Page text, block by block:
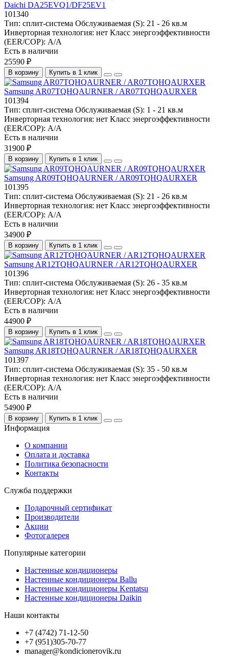
Daichi DA25EVQ1/DF25EV1
101340
Тип: сплит-система Обслуживаемая (S): 21 - 26 кв.м
Инверторная технология: нет Класс энергоэффективности
(EER/COP): A/A
Есть в наличии
25590 ₽
В корзину Купить в 1 клик
Samsung AR07TQHQAURNER / AR07TQHQAURXER
101394
Тип: сплит-система Обслуживаемая (S): 1 - 21 кв.м
Инверторная технология: нет Класс энергоэффективности
(EER/COP): A/A
Есть в наличии
31900 ₽
В корзину Купить в 1 клик
Samsung AR09TQHQAURNER / AR09TQHQAURXER
101395
Тип: сплит-система Обслуживаемая (S): 21 - 26 кв.м
Инверторная технология: нет Класс энергоэффективности
(EER/COP): A/A
Есть в наличии
34900 ₽
В корзину Купить в 1 клик
Samsung AR12TQHQAURNER / AR12TQHQAURXER
101396
Тип: сплит-система Обслуживаемая (S): 26 - 35 кв.м
Инверторная технология: нет Класс энергоэффективности
(EER/COP): A/A
Есть в наличии
44900 ₽
В корзину Купить в 1 клик
Samsung AR18TQHQAURNER / AR18TQHQAURXER
101397
Тип: сплит-система Обслуживаемая (S): 35 - 50 кв.м
Инверторная технология: нет Класс энергоэффективности
(EER/COP): A/A
Есть в наличии
54900 ₽
В корзину Купить в 1 клик
Информация
О компании
Оплата и доставка
Политика безопасности
Контакты
Служба поддержки
Подарочный сертификат
Производители
Акции
Фотогалерея
Популярные категории
Настенные кондиционеры
Настенные кондиционеры Ballu
Настенные кондиционеры Kentatsu
Настенные кондиционеры Daikin
Наши контакты
+7 (4742) 71-12-50
+7 (951)305-70-77
manager@kondicionerovik.ru